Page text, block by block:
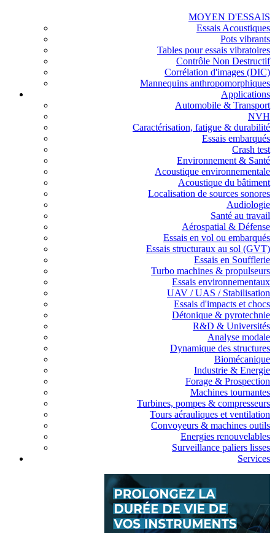
MOYEN D'ESSAIS
Essais Acoustiques
Pots vibrants
Tables pour essais vibratoires
Contrôle Non Destructif
Corrélation d'images (DIC)
Mannequins anthropomorphiques
Applications
Automobile & Transport
NVH
Caractérisation, fatigue & durabilité
Essais embarqués
Crash test
Environnement & Santé
Acoustique environnementale
Acoustique du bâtiment
Localisation de sources sonores
Audiologie
Santé au travail
Aérospatial & Défense
Essais en vol ou embarqués
Essais structuraux au sol (GVT)
Essais en Soufflerie
Turbo machines & propulseurs
Essais environnementaux
UAV / UAS / Stabilisation
Essais d'impacts et chocs
Détonique & pyrotechnie
R&D & Universités
Analyse modale
Dynamique des structures
Biomécanique
Industrie & Energie
Forage & Prospection
Machines tournantes
Turbines, pompes & compresseurs
Tours aérauliques et ventilation
Convoyeurs & machines outils
Energies renouvelables
Surveillance paliers lisses
Services